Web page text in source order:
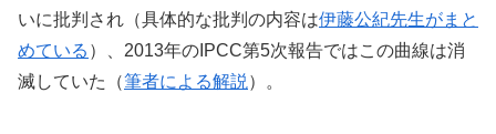
いに批判され（具体的な批判の内容は伊藤公紀先生がまと
めている ）、2013年のIPCC第5次報告ではこの曲線は消
滅していた（筆者による解説）。